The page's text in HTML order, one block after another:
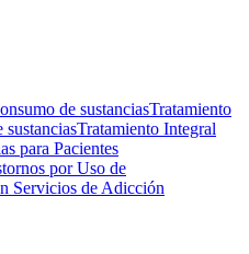
de sustanciasTratamiento
sustanciasTratamiento Integral
para Pacientes
por Uso de
Servicios de Adicción